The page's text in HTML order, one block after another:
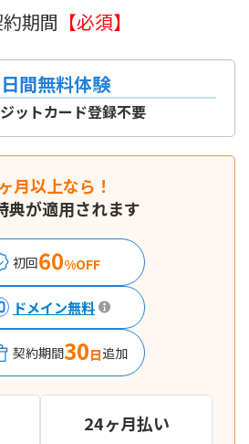
約期間 【必須】
間無料体験
ットカード登録不要
月以上なら！
典が適用されます
初回60%OFF
ドメイン無料
契約期間30日追加
24ヶ月払い